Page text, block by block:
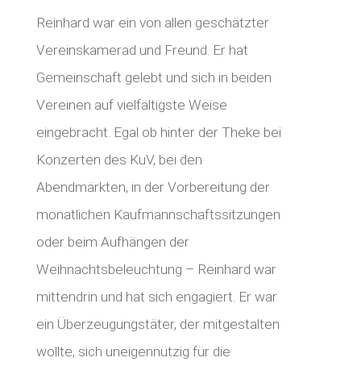
Reinhard war ein von allen geschätzter
Vereinskamerad und Freund. Er hat
Gemeinschaft gelebt und sich in beiden
Vereinen auf vielfältigste Weise
eingebracht. Egal ob hinter der Theke bei
Konzerten des KuV, bei den
Abendmärkten, in der Vorbereitung der
monatlichen Kaufmannschaftssitzungen
oder beim Aufhängen der
Weihnachtsbeleuchtung – Reinhard war
mittendrin und hat sich engagiert. Er war
ein Überzeugungstäter, der mitgestalten
wollte, sich uneigennützig für die